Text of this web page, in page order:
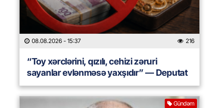
08.08.2026 - 15:37 216
“Toy xərclərini, qızılı, cehizi zəruri
sayanlar evlənməsə yaxşıdır” — Deputat
Gündəm